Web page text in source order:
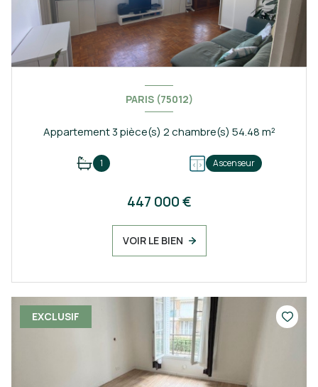
PARIS (75012)
Appartement 3 pièce(s) 2 chambre(s) 54.48 m²
1 Ascenseur
447 000 €
VOIR LE BIEN
EXCLUSIF